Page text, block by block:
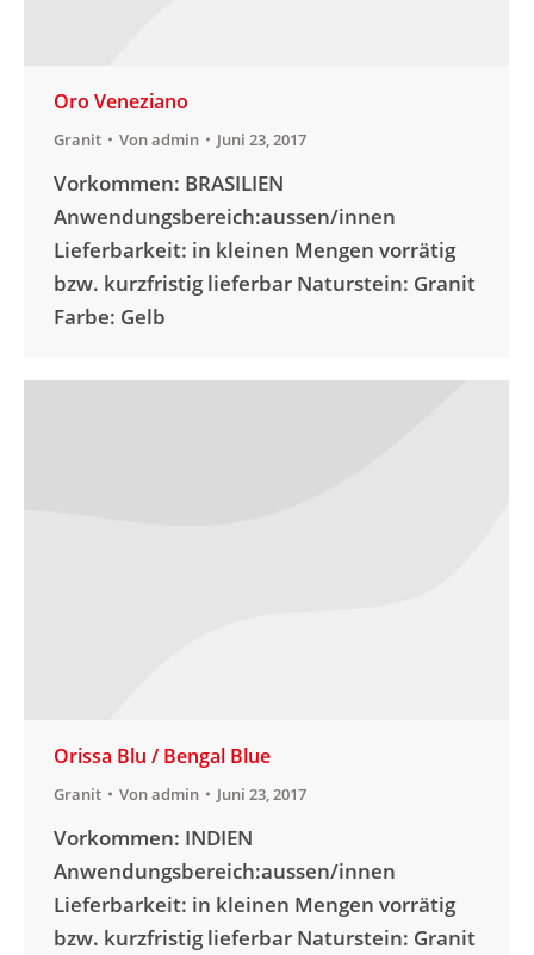
Oro Veneziano
Granit Vonadmin Juni 23, 2017
Vorkommen: BRASILIEN
Anwendungsbereich:aussen/innen
Lieferbarkeit: in kleinen Mengen vorrätig
bzw. kurzfristig lieferbar Naturstein: Granit
Farbe: Gelb
Orissa Blu / Bengal Blue
Granit Vonadmin Juni 23, 2017
Vorkommen: INDIEN
Anwendungsbereich:aussen/innen
Lieferbarkeit: in kleinen Mengen vorrätig
bzw. kurzfristig lieferbar Naturstein: Granit